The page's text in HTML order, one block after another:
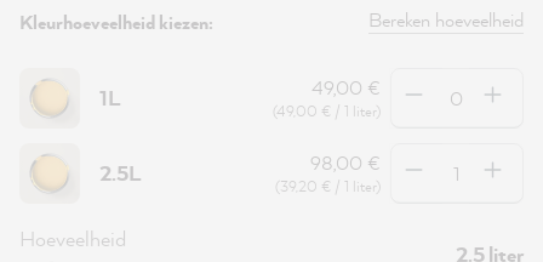
Kleurhoeveelheid kiezen: Bereken hoeveelheid
1L 49,00 €
(49,00 € / 1 liter)
Hoeveelheid
2.5L 98,00 €
(39,20 € / 1 liter)
Hoeveelheid
Hoeveelheid
2.5 liter